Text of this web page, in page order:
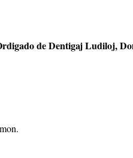
de Dentigaj Ludiloj,